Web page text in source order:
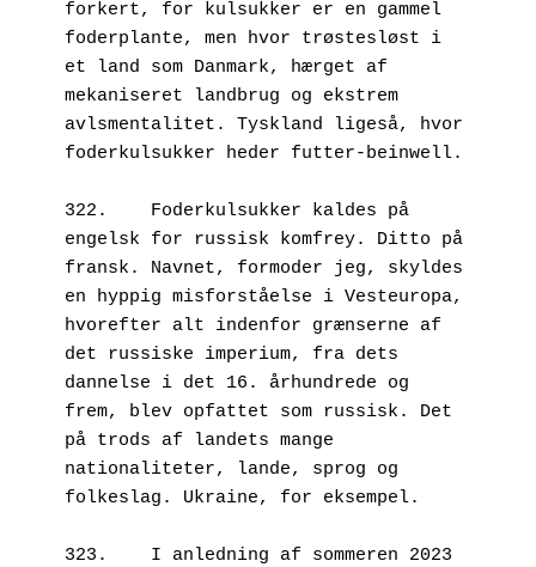
forkert, for kulsukker er en gammel
foderplante, men hvor trøstesløst i
et land som Danmark, hærget af
mekaniseret landbrug og ekstrem
avlsmentalitet. Tyskland ligeså, hvor
foderkulsukker heder futter-beinwell.
322.	Foderkulsukker kaldes på
engelsk for russisk komfrey. Ditto på
fransk. Navnet, formoder jeg, skyldes
en hyppig misforståelse i Vesteuropa,
hvorefter alt indenfor grænserne af
det russiske imperium, fra dets
dannelse i det 16. århundrede og
frem, blev opfattet som russisk. Det
på trods af landets mange
nationaliteter, lande, sprog og
folkeslag. Ukraine, for eksempel.
323.	I anledning af sommeren 2023